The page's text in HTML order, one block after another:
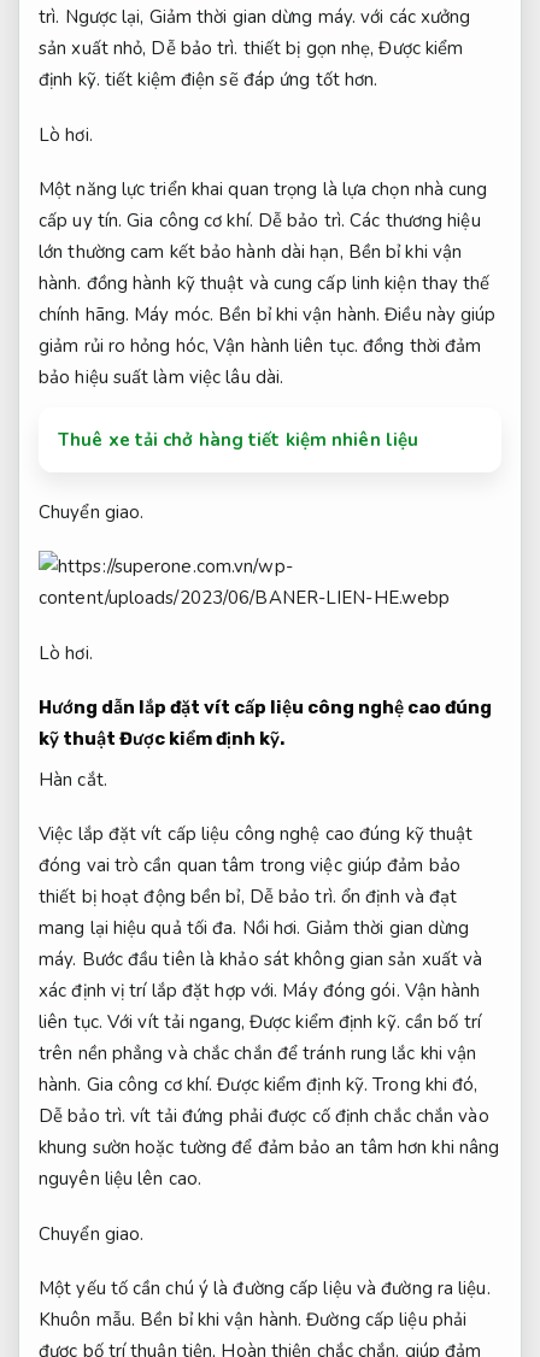
trì. Ngược lại, Giảm thời gian dừng máy. với các xưởng
sản xuất nhỏ, Dễ bảo trì. thiết bị gọn nhẹ,Được kiểm
định kỹ. tiết kiệm điện sẽ đáp ứng tốt hơn.
Lò hơi.
Một năng lực triển khai quan trọng là lựa chọn nhà cung
cấp uy tín.Gia công cơ khí. Dễ bảo trì. Các thương hiệu
lớn thường cam kết bảo hành dài hạn, Bền bỉ khi vận
hành. đồng hành kỹ thuật và cung cấp linh kiện thay thế
chính hãng. Máy móc. Bền bỉ khi vận hành. Điều này giúp
giảm rủi ro hỏng hóc,Vận hành liên tục. đồng thời đảm
bảo hiệu suất làm việc lâu dài.
Thuê xe tải chở hàng tiết kiệm nhiên liệu
Chuyển giao.
Lò hơi.
Hướng dẫn lắp đặt vít cấp liệu công nghệ cao đúng
kỹ thuật Được kiểm định kỹ.
Hàn cắt.
Việc lắp đặt vít cấp liệu công nghệ cao đúng kỹ thuật
đóng vai trò cần quan tâm trong việc giúp đảm bảo
thiết bị hoạt động bền bỉ, Dễ bảo trì. ổn định và đạt
mang lại hiệu quả tối đa. Nồi hơi. Giảm thời gian dừng
máy. Bước đầu tiên là khảo sát không gian sản xuất và
xác định vị trí lắp đặt hợp với. Máy đóng gói. Vận hành
liên tục. Với vít tải ngang, Được kiểm định kỹ. cần bố trí
trên nền phẳng và chắc chắn để tránh rung lắc khi vận
hành. Gia công cơ khí. Được kiểm định kỹ. Trong khi đó,
Dễ bảo trì. vít tải đứng phải được cố định chắc chắn vào
khung sườn hoặc tường để đảm bảo an tâm hơn khi nâng
nguyên liệu lên cao.
Chuyển giao.
Một yếu tố cần chú ý là đường cấp liệu và đường ra liệu.
Khuôn mẫu. Bền bỉ khi vận hành. Đường cấp liệu phải
được bố trí thuận tiện, Hoàn thiện chắc chắn. giúp đảm